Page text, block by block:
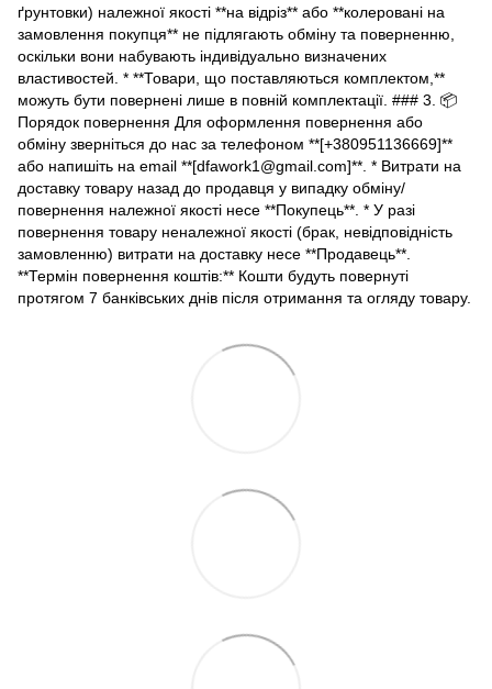
ґрунтовки) належної якості **на відріз** або **колеровані на
замовлення покупця** не підлягають обміну та поверненню,
оскільки вони набувають індивідуально визначених
властивостей. * **Товари, що поставляються комплектом,**
можуть бути повернені лише в повній комплектації. ### 3. 📦
Порядок повернення Для оформлення повернення або
обміну зверніться до нас за телефоном **[+380951136669]**
або напишіть на email **[dfawork1@gmail.com]**. * Витрати на
доставку товару назад до продавця у випадку обміну/
повернення належної якості несе **Покупець**. * У разі
повернення товару неналежної якості (брак, невідповідність
замовленню) витрати на доставку несе **Продавець**.
**Термін повернення коштів:** Кошти будуть повернуті
протягом 7 банківських днів після отримання та огляду товару.